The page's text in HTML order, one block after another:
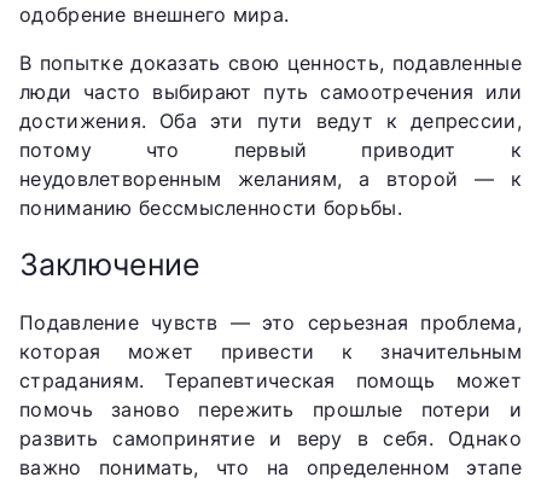
одобрение внешнего мира.
В попытке доказать свою ценность, подавленные
люди часто выбирают путь самоотречения или
достижения. Оба эти пути ведут к депрессии,
потому что первый приводит к
неудовлетворенным желаниям, а второй — к
пониманию бессмысленности борьбы.
Заключение
Подавление чувств — это серьезная проблема,
которая может привести к значительным
страданиям. Терапевтическая помощь может
помочь заново пережить прошлые потери и
развить самопринятие и веру в себя. Однако
важно понимать, что на определенном этапе